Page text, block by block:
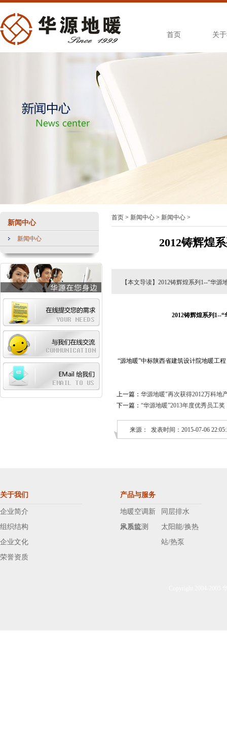
首页 关
新闻中心
新闻中心
首页 > 新闻中心 > 新闻中心 >
2012铸辉煌
【本文导读】2012铸辉煌系列1--“华
2012铸辉煌系列1--
“源地暖”中标陕西省建筑设计院地暖工
上一篇： 华源地暖"再次获得2012万科地
下一篇： “华源地暖”2013年度优秀员工奖
来源： 发表时间：2015-07-06
关于我们
企业简介
组织结构
企业文化
荣誉资质
产品与服务
地暖空调新
风系统
同层排水
水质监测
太阳能/换热
站/热泵